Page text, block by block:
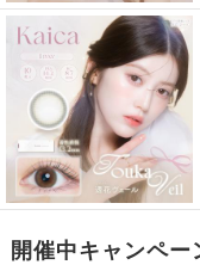
開催中キャンペー